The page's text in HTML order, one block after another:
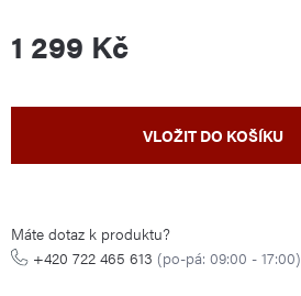
1 299 Kč
VLOŽIT DO KOŠÍKU
Máte dotaz k produktu?
+420 722 465 613 (po-pá: 09:00 - 17:00)